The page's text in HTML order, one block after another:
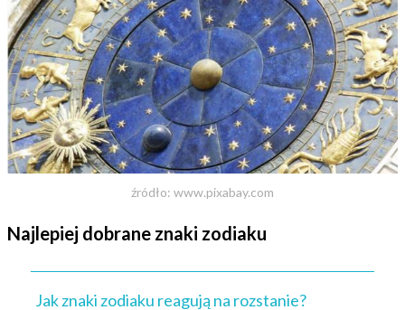
źródło: www.pixabay.com
Najlepiej dobrane znaki zodiaku
Jak znaki zodiaku reagują na rozstanie?